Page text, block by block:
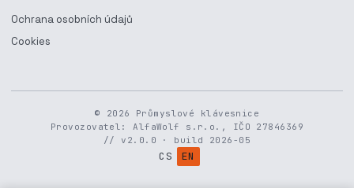
Ochrana osobních údajů
Cookies
© 2026 Průmyslové klávesnice
Provozovatel: AlfaWolf s.r.o., IČO 27846369
// v2.0.0 · build 2026-05
CS EN